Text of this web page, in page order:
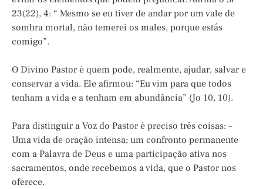
23(22), 4: “ Mesmo se eu tiver de andar por um vale de
sombra mortal, não temerei os males, porque estás
comigo”.
O Divino Pastor é quem pode, realmente, ajudar, salvar e
conservar a vida. Ele afirmou: “Eu vim para que todos
tenham a vida e a tenham em abundância” (Jo 10, 10).
Para distinguir a Voz do Pastor é preciso três coisas: –
Uma vida de oração intensa; um confronto permanente
com a Palavra de Deus e uma participação ativa nos
sacramentos, onde recebemos a vida, que o Pastor nos
oferece.